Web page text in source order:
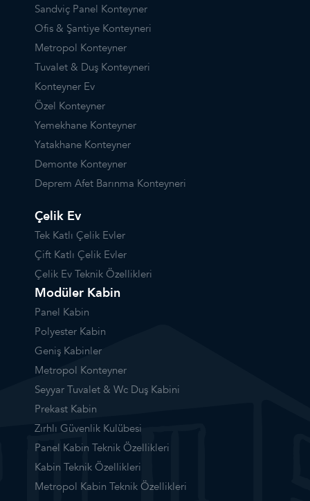
Sandviç Panel Konteyner
Ofis & Şantiye Konteyneri
Metropol Konteyner
Tuvalet & Duş Konteyneri
Konteyner Ev
Özel Konteyner
Yemekhane Konteyner
Yatakhane Konteyner
Demonte Konteyner
Deprem Afet Barınma Konteyneri
Çelik Ev
Tek Katlı Çelik Evler
Çift Katlı Çelik Evler
Çelik Ev Teknik Özellikleri
Modüler Kabin
Panel Kabin
Polyester Kabin
Geniş Kabinler
Metropol Konteyner
Seyyar Tuvalet & Wc Duş Kabini
Prekast Kabin
Zırhlı Güvenlik Kulübesi
Panel Kabin Teknik Özellikleri
Kabin Teknik Özellikleri
Metropol Kabin Teknik Özellikleri